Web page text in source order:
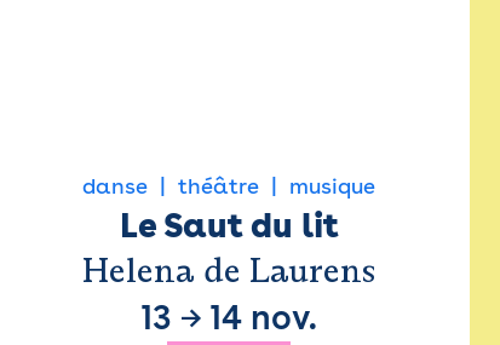
danse théâtre musique
Le Saut du lit
Helena de Laurens
13 → 14 nov.